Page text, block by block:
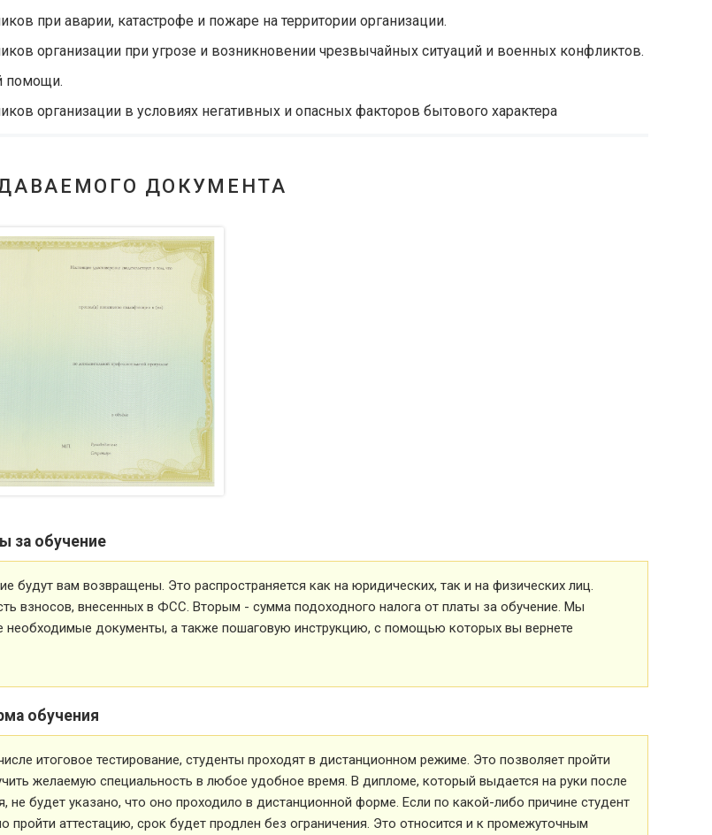
при аварии, катастрофе и пожаре на территории организации.
организации при угрозе и возникновении чрезвычайных ситуаций и военных конфликтов.
помощи.
организации в условиях негативных и опасных факторов бытового характера
ДОКУМЕНТА
за обучение
будут вам возвращены. Это распространяется как на юридических, так и на физических лиц.
взносов, внесенных в ФСС. Вторым - сумма подоходного налога от платы за обучение. Мы
необходимые документы, а также пошаговую инструкцию, с помощью которых вы вернете
обучения
итоговое тестирование, студенты проходят в дистанционном режиме. Это позволяет пройти
желаемую специальность в любое удобное время. В дипломе, который выдается на руки после
не будет указано, что оно проходило в дистанционной форме. Если по какой-либо причине студент
пройти аттестацию, срок будет продлен без ограничения. Это относится и к промежуточным